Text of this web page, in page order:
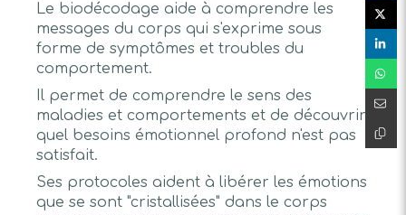
Le biodécodage aide à comprendre les
messages du corps qui s'exprime sous
forme de symptômes et troubles du
comportement.
Il permet de comprendre le sens des
maladies et comportements et de découvrir
quel besoins émotionnel profond n'est pas
satisfait.
Ses protocoles aident à libérer les émotions
que se sont "cristallisées" dans le corps